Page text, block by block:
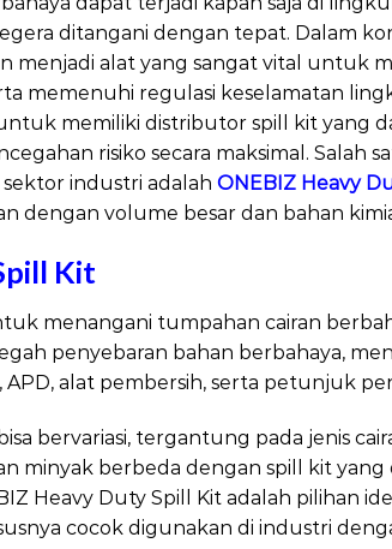
ditangani dengan tepat. Dalam
menjadi alat yang sangat vital untuk
memenuhi regulasi keselamatan
memiliki distributor spill kit yang
risiko secara maksimal. Salah
industri adalah ONEBIZ Heavy
dengan volume besar dan bahan
Kit
menangani tumpahan cairan
penyebaran bahan berbahaya,
alat pembersih, serta petunjuk
bervariasi, tergantung pada jenis
minyak berbeda dengan spill kit
Heavy Duty Spill Kit adalah pilihan
cocok digunakan di industri